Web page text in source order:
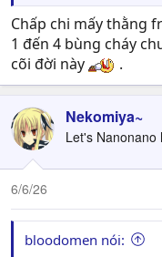
Chấp chi mấy thằng
1 đến 4 bùng cháy
cõi đời này
.
Nekomiya~
Let's Nanonano
6/6/26
bloodomen nói: